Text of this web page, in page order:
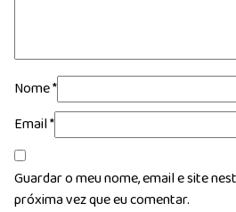
Nome*
Email*
Guardar o meu nome, email e site
próxima vez que eu comentar.